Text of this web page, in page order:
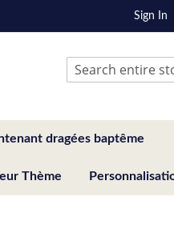
Sign In
Search
dragées baptême
Thème